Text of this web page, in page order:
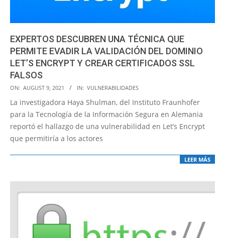
EXPERTOS DESCUBREN UNA TÉCNICA QUE
PERMITE EVADIR LA VALIDACIÓN DEL DOMINIO
LET’S ENCRYPT Y CREAR CERTIFICADOS SSL
FALSOS
2021-
08-
09
ON: AUGUST 9, 2021 IN: VULNERABILIDADES
La investigadora Haya Shulman, del Instituto Fraunhofer
para la Tecnología de la Información Segura en Alemania
reportó el hallazgo de una vulnerabilidad en Let’s Encrypt
que permitiría a los actores
LEER MÁS